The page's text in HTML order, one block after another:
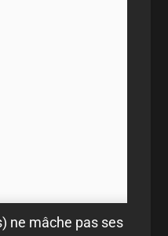
ne mâche pas ses